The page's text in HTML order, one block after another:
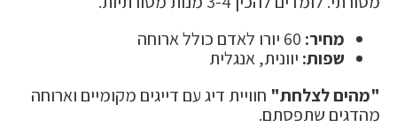
מחיר:
שפות: יוונית, אנגלית
"מהים לצלחת" חוויית דיג עם דייגים מקומיים וארוחה
מהדגים שתפסתם.